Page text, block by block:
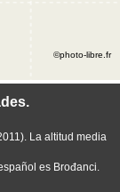
La altitud media
es Brođanci.
©photo-libre.fr